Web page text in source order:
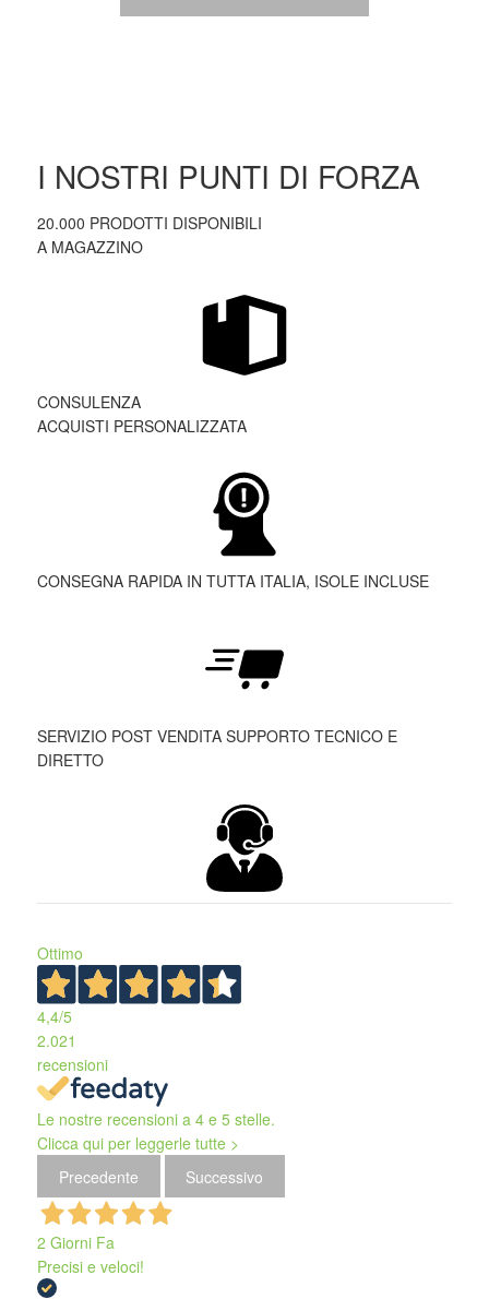
I NOSTRI PUNTI DI FORZA
20.000 PRODOTTI DISPONIBILI
A MAGAZZINO
CONSULENZA
ACQUISTI PERSONALIZZATA
CONSEGNA RAPIDA IN TUTTA ITALIA, ISOLE INCLUSE
SERVIZIO POST VENDITA SUPPORTO TECNICO E
DIRETTO
Ottimo
4,4/5
2.021
recensioni
Le nostre recensioni a 4 e 5 stelle.
Clicca qui per leggerle tutte >
Precedente
Successivo
2 Giorni Fa
Precisi e veloci!